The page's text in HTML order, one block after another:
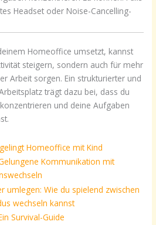
Headset oder Noise-Cancelling-
Homeoffice umsetzt, kannst
steigern, sondern auch für mehr
Arbeit sorgen. Ein strukturierter und
trägt dazu bei, dass du
und deine Aufgaben
Homeoffice mit Kind
Kommunikation mit
umlegen: Wie du spielend zwischen
wechseln kannst
Survival-Guide